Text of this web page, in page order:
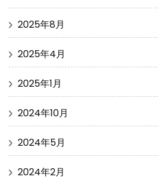
2025年8月
2025年4月
2025年1月
2024年10月
2024年5月
2024年2月